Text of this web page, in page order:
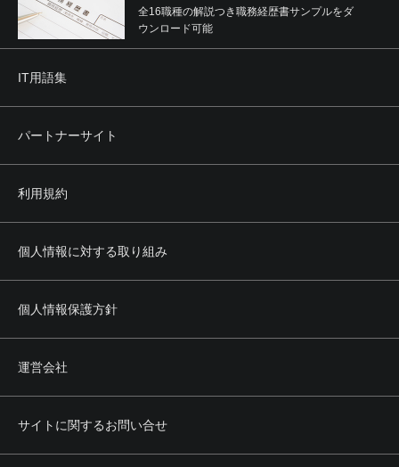
全16職種の解説つき職務経歴書サンプルをダ
ウンロード可能
IT用語集
パートナーサイト
利用規約
個人情報に対する取り組み
個人情報保護方針
運営会社
サイトに関するお問い合せ